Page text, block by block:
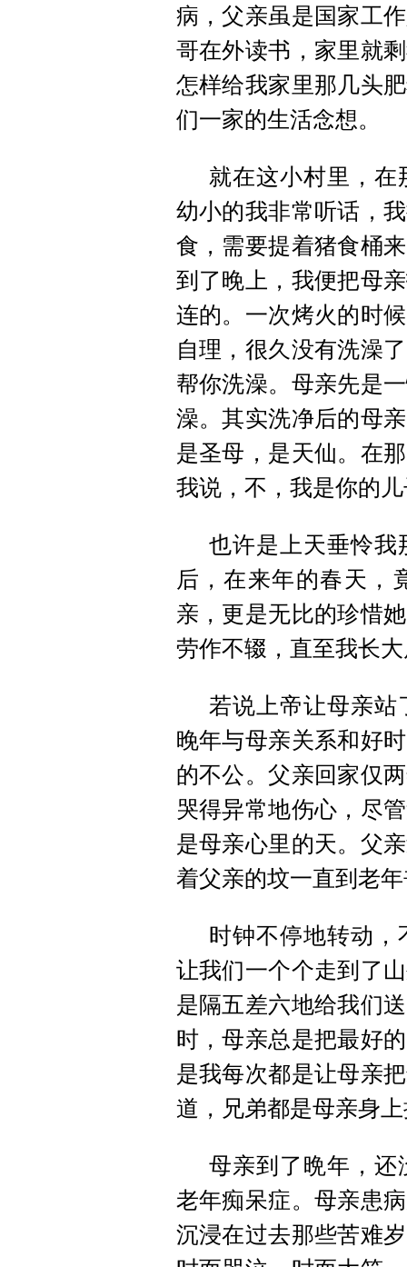
病，父亲虽是国家工
哥在外读书，家里就
怎样给我家里那几头
们一家的生活念想。
就在这小村里，
幼小的我非常听话，
食，需要提着猪食桶
到了晚上，我便把母
连的。一次烤火的时
自理，很久没有洗澡
帮你洗澡。母亲先是
澡。其实洗净后的母
是圣母，是天仙。在
我说，不，我是你的
也许是上天垂怜我
后，在来年的春天，
亲，更是无比的珍惜
劳作不辍，直至我长
若说上帝让母亲
晚年与母亲关系和好
的不公。父亲回家仅
哭得异常地伤心，尽
是母亲心里的天。父
着父亲的坟一直到老
时钟不停地转动
让我们一个个走到了
是隔五差六地给我们
时，母亲总是把最好
是我每次都是让母亲
道，兄弟都是母亲身
母亲到了晩年，还
老年痴呆症。母亲患
沉浸在过去那些苦难